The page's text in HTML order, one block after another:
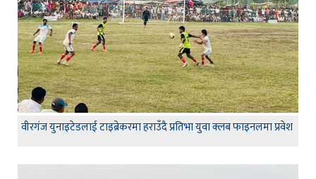
वीरगंज युनाइटेडलाई टाइब्रेकरमा हराउँदै प्रतिभा युवा क्लब फाइनलमा प्रवेश